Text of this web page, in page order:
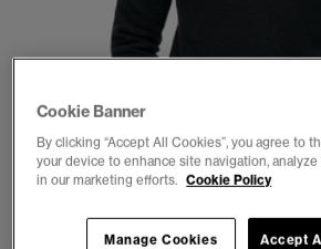
1 2 3 4 5
Cookie Banner
By clicking “Accept All Cookies”, you agree to
your device to enhance site navigation,
in our marketing efforts. Cookie Policy
Accept
Manage Cookies